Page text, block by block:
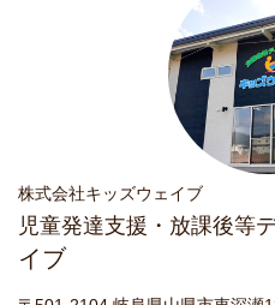
株式会社キッズウェイブ
児童発達支援・放課後等
イブ